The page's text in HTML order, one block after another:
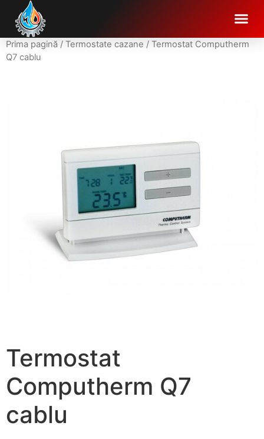
Prima pagină / Termostate cazane / Termostat Computherm
Q7 cablu
Termostat
Computherm Q7
cablu